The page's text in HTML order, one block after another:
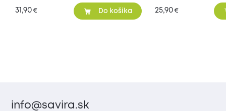
31,90€ Do košíka 25,90€
info@savira.sk